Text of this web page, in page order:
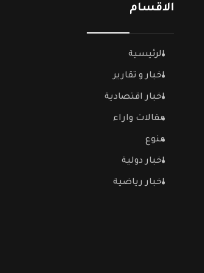
الاقسام
الرئيسية
اخبار و تقارير
اخبار اقتصادية
مقالات واراء
منوع
اخبار دولية
اخبار رياضية